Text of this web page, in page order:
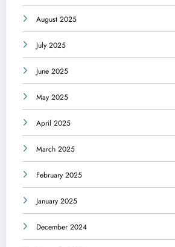
August 2025
July 2025
June 2025
May 2025
April 2025
March 2025
February 2025
January 2025
December 2024